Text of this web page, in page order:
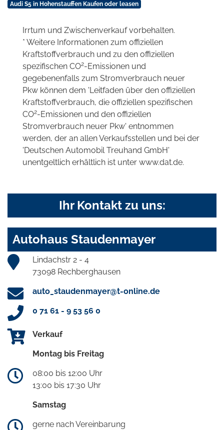
Audi S5 in Hohenstauffen Kaufen oder leasen
Irrtum und Zwischenverkauf vorbehalten.
* Weitere Informationen zum offiziellen
Kraftstoffverbrauch und zu den offiziellen
spezifischen CO2-Emissionen und
gegebenenfalls zum Stromverbrauch neuer
Pkw können dem 'Leitfaden über den offiziellen
Kraftstoffverbrauch, die offiziellen spezifischen
CO2-Emissionen und den offiziellen
Stromverbrauch neuer Pkw' entnommen
werden, der an allen Verkaufsstellen und bei der
'Deutschen Automobil Treuhand GmbH'
unentgeltlich erhältlich ist unter www.dat.de.
Ihr Kontakt zu uns:
Autohaus Staudenmayer
Lindachstr 2 - 4
73098 Rechberghausen
auto_staudenmayer@t-online.de
0 71 61 - 9 53 56 0
Verkauf
Montag bis Freitag
08:00 bis 12:00 Uhr
13:00 bis 17:30 Uhr
Samstag
gerne nach Vereinbarung